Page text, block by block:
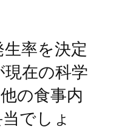
率を決定
在の科学
の食事内
でしょ